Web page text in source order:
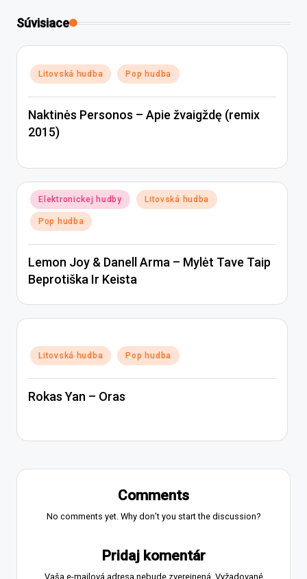
Súvisiace
Posted
in
Litovská hudba Pop hudba
Naktinės Personos – Apie žvaigždę (remix
2015)
Posted
in
Elektronickej hudby Litovská hudba
Pop hudba
Lemon Joy & Danell Arma – Mylėt Tave Taip
Beprotiška Ir Keista
Posted
in
Litovská hudba Pop hudba
Rokas Yan – Oras
Comments
No comments yet. Why don’t you start the discussion?
Pridaj komentár
Vaša e-mailová adresa nebude zverejnená. Vyžadované